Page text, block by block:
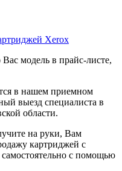
Xerox
модель в прайс-листе,
в нашем приемном
выезд специалиста в
области.
на руки, Вам
картриджей с
с помощью